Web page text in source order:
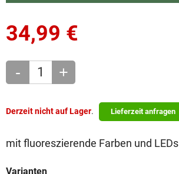
34,99 €
- +
Derzeit nicht auf Lager. Lieferzeit anfragen
mit fluoreszierende Farben und LEDs
Varianten